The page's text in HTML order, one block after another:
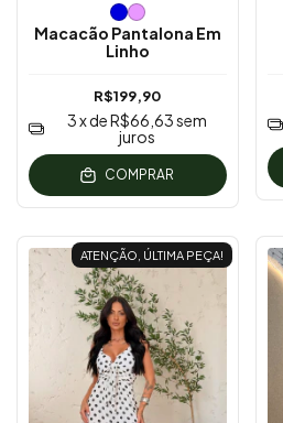
Macacão Pantalona Em
Linho
R$199,90
3x deR$66,63sem
juros
COMPRAR
ATENÇÃO, ÚLTIMA PEÇA!